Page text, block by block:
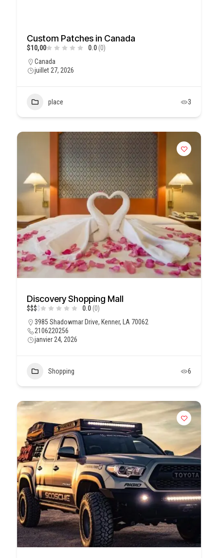
Custom Patches in Canada
$10,00 0.0 (0)
Canada
juillet 27, 2026
place 3
Discovery Shopping Mall
$$$$ 0.0 (0)
3985 Shadowmar Drive, Kenner, LA 70062
2106220256
janvier 24, 2026
Shopping 6